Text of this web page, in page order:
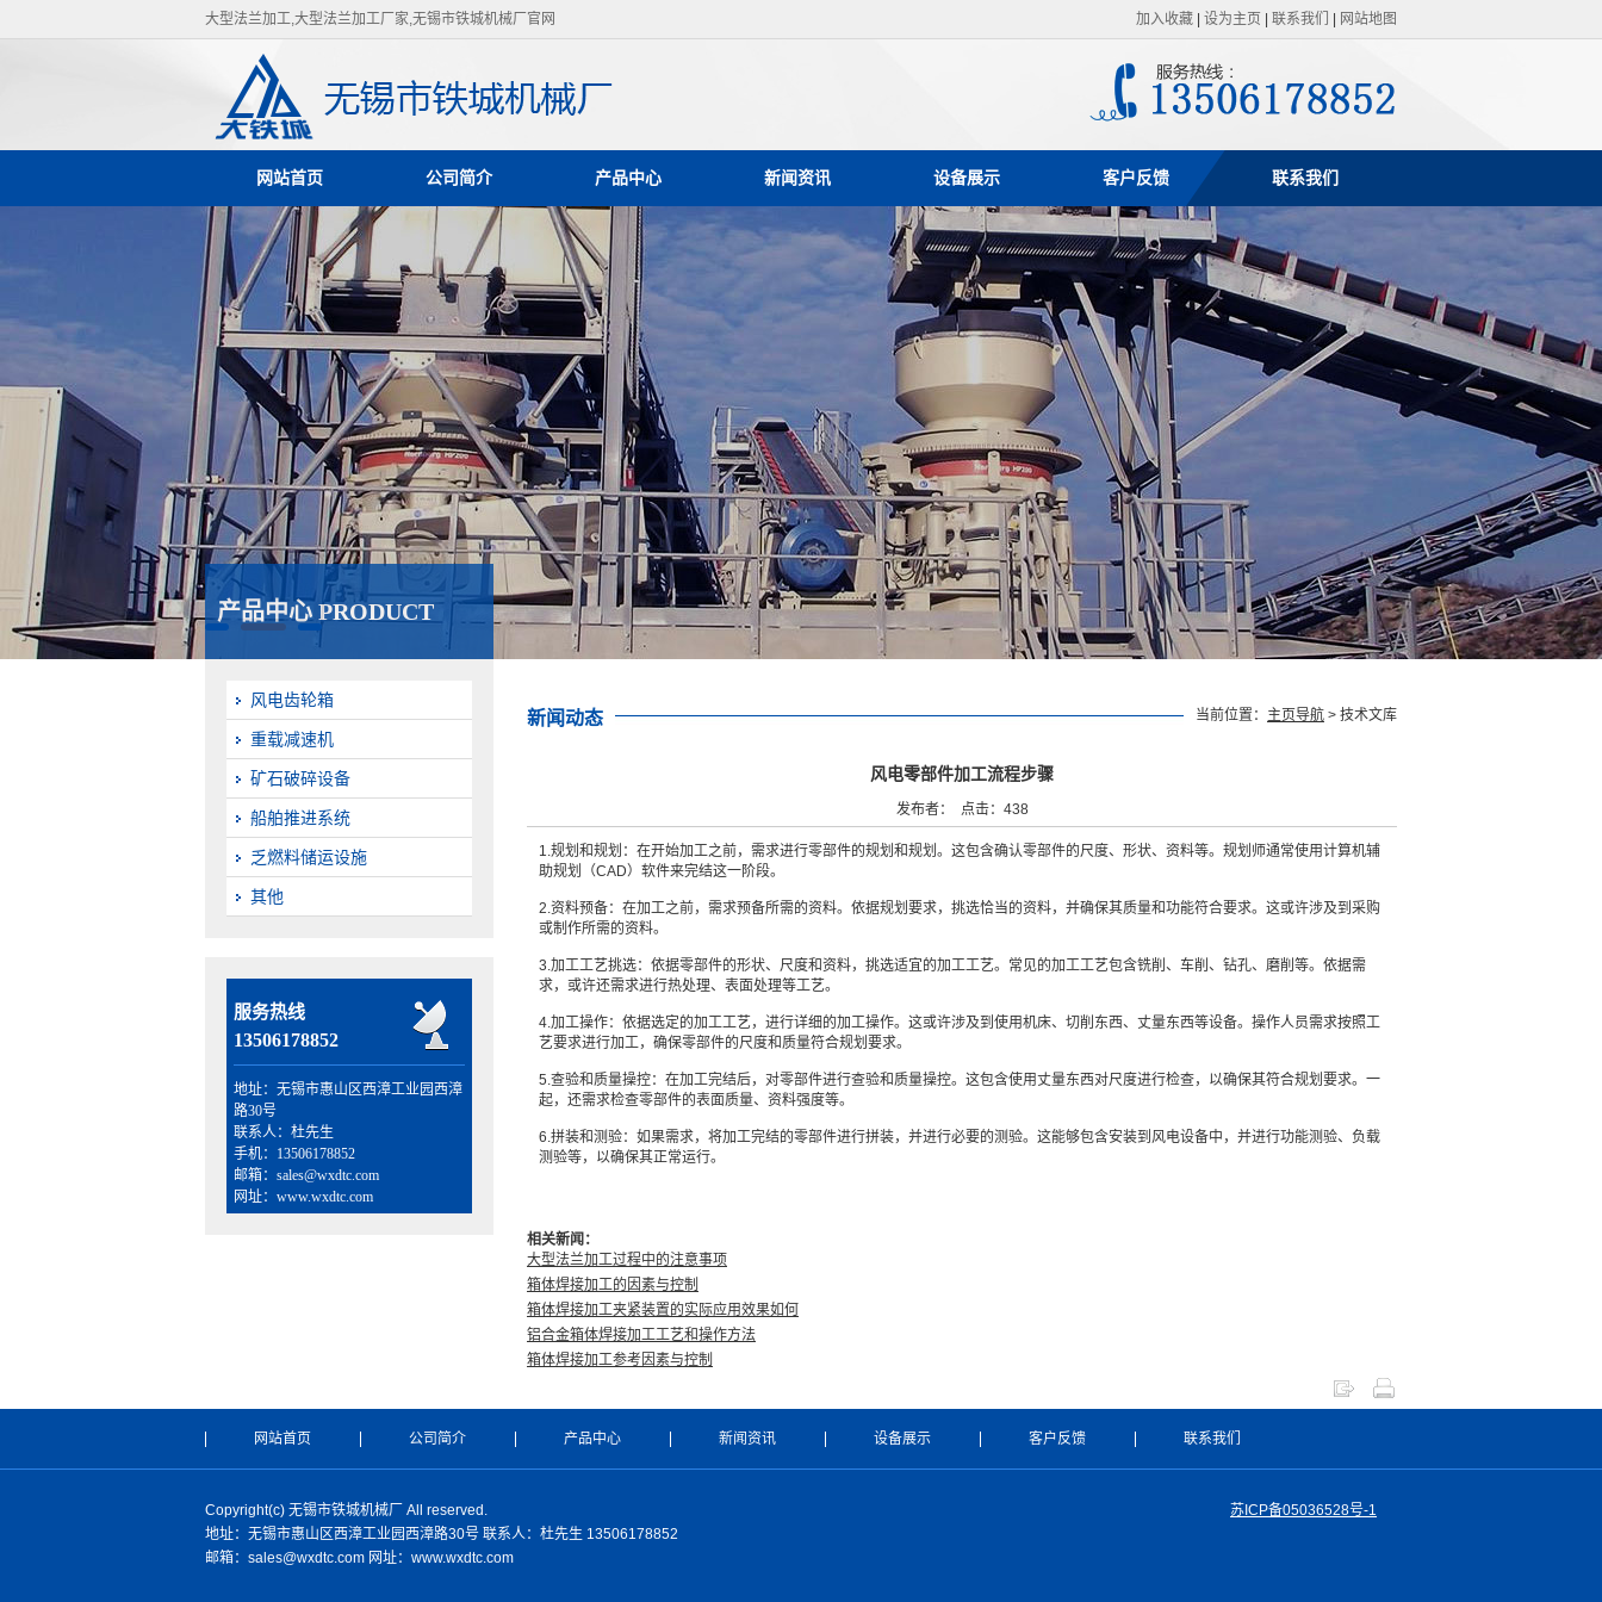
大型法兰加工,大型法兰加工厂家,无锡市铁城机械厂官网 加入收藏 设为主页 联系我们 网站地图
网站首页 公司简介 产品中心 新闻资讯 设备展示 客户反馈 联系我们
产品中心 PRODUCT
风电齿轮箱
重载减速机
矿石破碎设备
船舶推进系统
乏燃料储运设施
其他
服务热线
13506178852
地址：无锡市惠山区西漳工业园西漳
路30号
联系人：杜先生
手机：13506178852
邮箱：sales@wxdtc.com
网址：www.wxdtc.com
新闻动态 当前位置： 主页导航 > 技术文库
风电零部件加工流程步骤
发布者： 点击：438
1.规划和规划：在开始加工之前，需求进行零部件的规划和规划。这包含确认零部件的尺度、形状、资料等。规划师通常使用计算机辅
助规划（CAD）软件来完结这一阶段。
2.资料预备：在加工之前，需求预备所需的资料。依据规划要求，挑选恰当的资料，并确保其质量和功能符合要求。这或许涉及到采购
或制作所需的资料。
3.加工工艺挑选：依据零部件的形状、尺度和资料，挑选适宜的加工工艺。常见的加工工艺包含铣削、车削、钻孔、磨削等。依据需
求，或许还需求进行热处理、表面处理等工艺。
4.加工操作：依据选定的加工工艺，进行详细的加工操作。这或许涉及到使用机床、切削东西、丈量东西等设备。操作人员需求按照工
艺要求进行加工，确保零部件的尺度和质量符合规划要求。
5.查验和质量操控：在加工完结后，对零部件进行查验和质量操控。这包含使用丈量东西对尺度进行检查，以确保其符合规划要求。一
起，还需求检查零部件的表面质量、资料强度等。
6.拼装和测验：如果需求，将加工完结的零部件进行拼装，并进行必要的测验。这能够包含安装到风电设备中，并进行功能测验、负载
测验等，以确保其正常运行。
相关新闻：
大型法兰加工过程中的注意事项
箱体焊接加工的因素与控制
箱体焊接加工夹紧装置的实际应用效果如何
铝合金箱体焊接加工工艺和操作方法
箱体焊接加工参考因素与控制
网站首页 公司简介 产品中心 新闻资讯 设备展示 客户反馈 联系我们
Copyright(c) 无锡市铁城机械厂 All reserved.
地址：无锡市惠山区西漳工业园西漳路30号 联系人：杜先生 13506178852
邮箱：sales@wxdtc.com 网址：www.wxdtc.com
苏ICP备05036528号-1